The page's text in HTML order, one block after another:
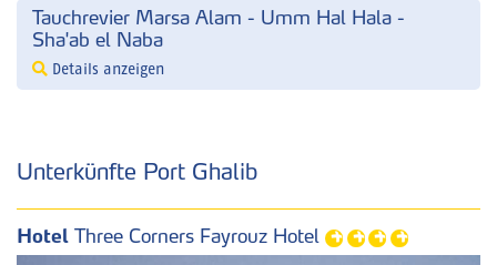
Tauchrevier Marsa Alam - Umm Hal Hala -
Sha'ab el Naba
Details anzeigen
Unterkünfte Port Ghalib
Hotel Three Corners Fayrouz Hotel